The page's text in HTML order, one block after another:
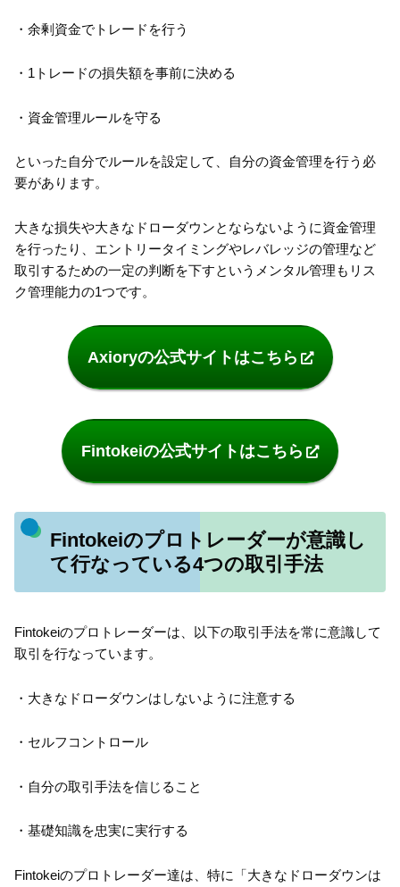
・余剰資金でトレードを行う
・1トレードの損失額を事前に決める
・資金管理ルールを守る
といった自分でルールを設定して、自分の資金管理を行う必
要があります。
大きな損失や大きなドローダウンとならないように資金管理
を行ったり、エントリータイミングやレバレッジの管理など
取引するための一定の判断を下すというメンタル管理もリス
ク管理能力の1つです。
Axioryの公式サイトはこちら
Fintokeiの公式サイトはこちら
Fintokeiのプロトレーダーが意識し
て行なっている4つの取引手法
Fintokeiのプロトレーダーは、以下の取引手法を常に意識して
取引を行なっています。
・大きなドローダウンはしないように注意する
・セルフコントロール
・自分の取引手法を信じること
・基礎知識を忠実に実行する
Fintokeiのプロトレーダー達は、特に「大きなドローダウンは